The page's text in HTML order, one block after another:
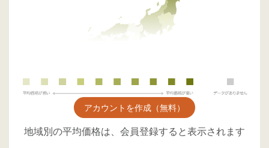
アカウントを作成（無料）
地域別の平均価格は、会員登録すると表示されます